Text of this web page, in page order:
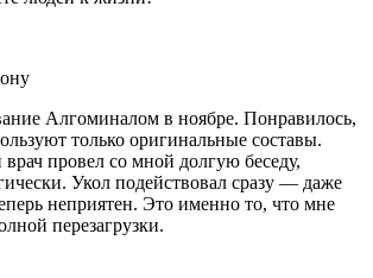
Алгоминалом в ноябре. Понравилось,
только оригинальные составы.
провел со мной долгую беседу,
Укол подействовал сразу — даже
неприятен. Это именно то, что мне
перезагрузки.